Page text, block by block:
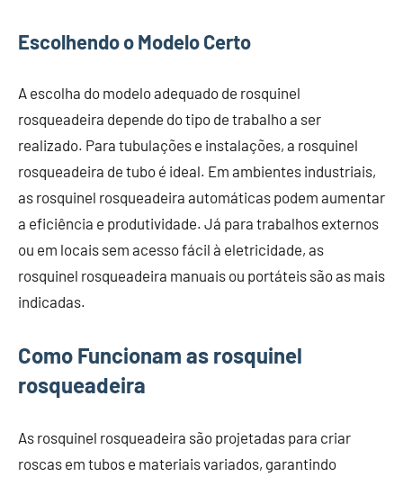
Escolhendo o Modelo Certo
A escolha do modelo adequado de rosquinel
rosqueadeira depende do tipo de trabalho a ser
realizado. Para tubulações e instalações, a rosquinel
rosqueadeira de tubo é ideal. Em ambientes industriais,
as rosquinel rosqueadeira automáticas podem aumentar
a eficiência e produtividade. Já para trabalhos externos
ou em locais sem acesso fácil à eletricidade, as
rosquinel rosqueadeira manuais ou portáteis são as mais
indicadas.
Como Funcionam as rosquinel
rosqueadeira
As rosquinel rosqueadeira são projetadas para criar
roscas em tubos e materiais variados, garantindo